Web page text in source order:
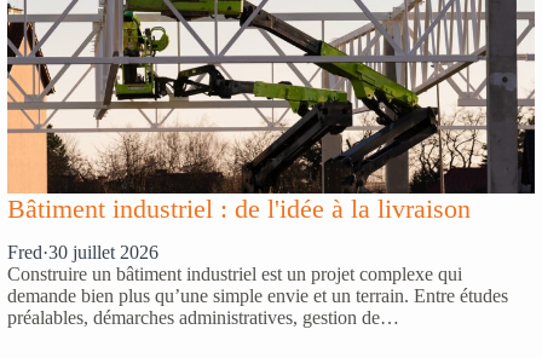
Bâtiment industriel : de l'idée à la livraison
Fred·30 juillet 2026
Construire un bâtiment industriel est un projet complexe qui
demande bien plus qu’une simple envie et un terrain. Entre études
préalables, démarches administratives, gestion de…